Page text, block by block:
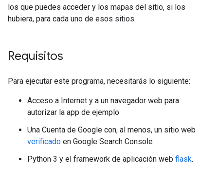
los que puedes acceder y los mapas del sitio, si los
hubiera, para cada uno de esos sitios.
Requisitos
Para ejecutar este programa, necesitarás lo siguiente:
Acceso a Internet y a un navegador web para
autorizar la app de ejemplo
Una Cuenta de Google con, al menos, un sitio web
verificado en Google Search Console
Python 3 y el framework de aplicación web flask.